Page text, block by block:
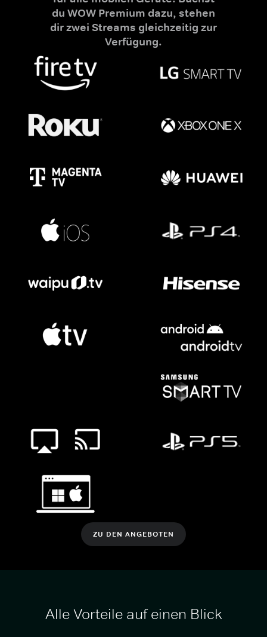
du WOW Premium dazu, stehen
dir zwei Streams gleichzeitig zur
Verfügung.
ZU DEN ANGEBOTEN
Alle Vorteile auf einen Blick